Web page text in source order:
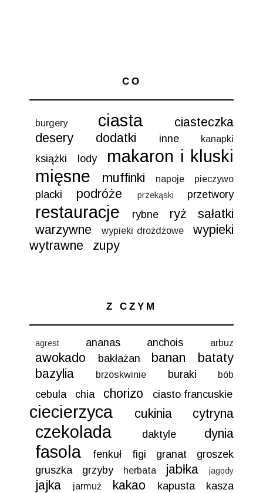
CO
burgery ciasta
ciasteczka
desery
dodatki inne kanapki
książki lody
makaron i kluski
mięsne
muffinki napoje pieczywo
placki podróże przekąski przetwory
restauracje rybne ryż
sałatki
warzywne
wypieki drożdżowe
wypieki
wytrawne
zupy
Z CZYM
agrest ananas anchois arbuz
awokado bakłażan banan
bataty
bazylia
brzoskwinie buraki bób
cebula chia chorizo ciasto francuskie
ciecierzyca cukinia cytryna
czekolada daktyle dynia
fasola fenkuł figi granat
groszek
gruszka
grzyby herbata jabłka jagody
jajka jarmuż kakao kapusta kasza